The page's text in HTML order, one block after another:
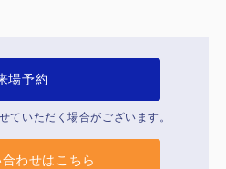
特定商取引法に基づく表記
場予約
ていただく場合がございます。
わせはこちら